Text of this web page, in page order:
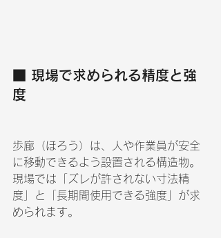
■ 現場で求められる精度と強
度
歩廊（ほろう）は、人や作業員が安全
に移動できるよう設置される構造物。
現場では「ズレが許されない寸法精
度」と「長期間使用できる強度」が求
められます。